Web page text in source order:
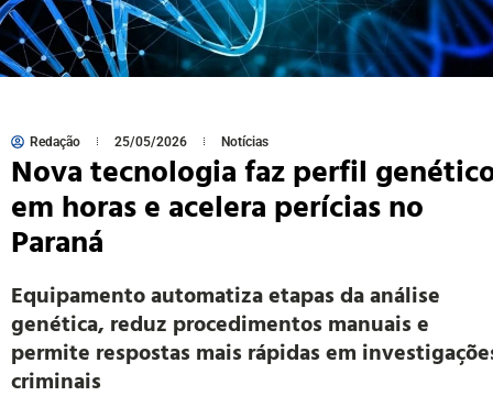
Redação 25/05/2026 Notícias
Nova tecnologia faz perfil
em horas e acelera perícias no
Paraná
Equipamento automatiza etapas da análise
genética, reduz procedimentos manuais e
permite respostas mais rápidas em
criminais